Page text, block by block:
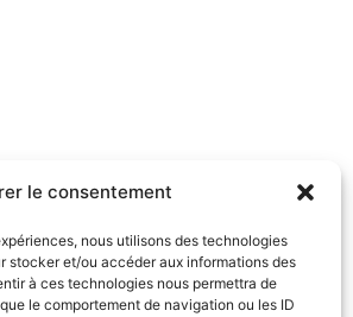
le consentement
nous utilisons des technologies
stocker et/ou accéder aux informations des
à ces technologies nous permettra de
le comportement de navigation ou les ID